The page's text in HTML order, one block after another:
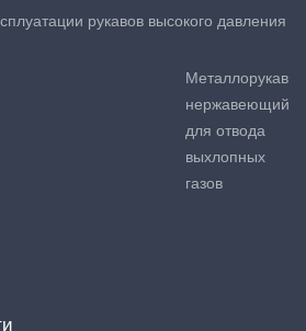
рукавов высокого давления
Металлорукав
нержавеющий
для отвода
выхлопных
газов